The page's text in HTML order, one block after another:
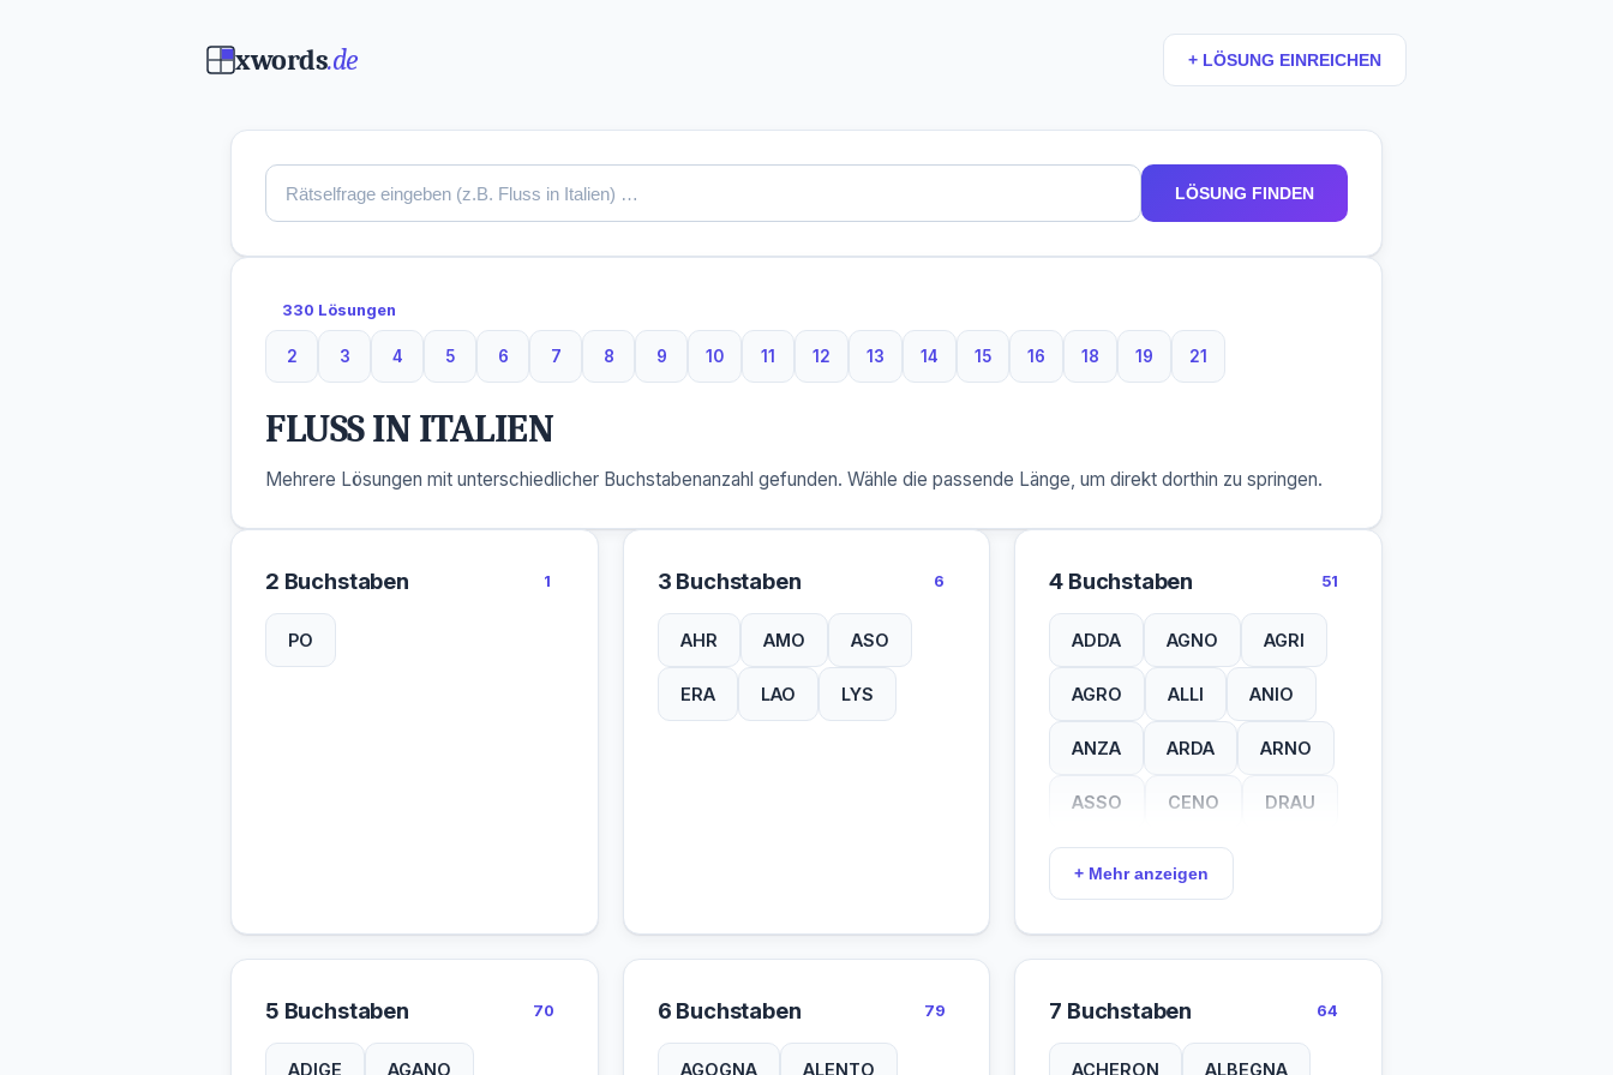
xwords.de + LÖSUNG EINREICHEN
LÖSUNG FINDEN
330 Lösungen
2
2 Buchstaben
3
3 Buchstaben
4
4 Buchstaben
5
5 Buchstaben
6
6 Buchstaben
7
7 Buchstaben
8
8 Buchstaben
9
9 Buchstaben
10
10 Buchstaben
11
11 Buchstaben
12
12 Buchstaben
13
13 Buchstaben
14
14 Buchstaben
15
15 Buchstaben
16
16 Buchstaben
18
18 Buchstaben
19
19 Buchstaben
21
21 Buchstaben
FLUSS IN ITALIEN
Mehrere Lösungen mit unterschiedlicher Buchstabenanzahl gefunden. Wähle die passende Länge, um direkt dorthin zu springen.
2 Buchstaben 1
PO
3 Buchstaben 6
AHR AMO ASO
ERA LAO LYS
4 Buchstaben 51
ADDA AGNO AGRI
AGRO ALLI ANIO
ANZA ARDA ARNO
ASSO CENO DRAU
GELA LIRI LIRO
MARA MERA
+ Mehr anzeigen
5 Buchstaben 70
ADIGE AGANO
6 Buchstaben 79
AGOGNA ALENTO
7 Buchstaben 64
ACHERON ALBEGNA